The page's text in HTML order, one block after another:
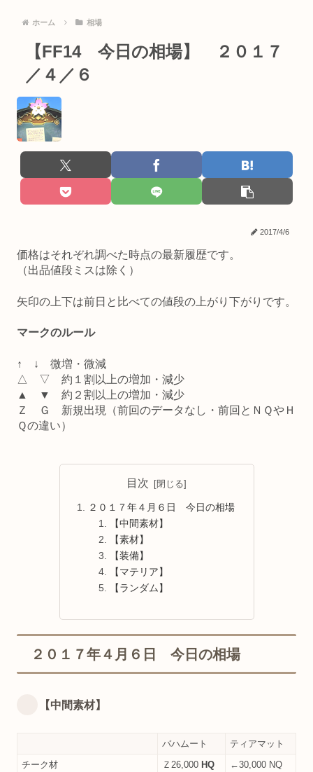
ホーム 相場
【FF14 今日の相場】 ２０１７
／４／６
2017/4/6
価格はそれぞれ調べた時点の最新履歴です。
（出品値段ミスは除く）
矢印の上下は前日と比べての値段の上がり下がりです。
マークのルール
↑ ↓ 微増・微減
△ ▽ 約１割以上の増加・減少
▲ ▼ 約２割以上の増加・減少
Ｚ Ｇ 新規出現（前回のデータなし・前回とＮＱやＨ
Ｑの違い）
目次
２０１７年４月６日 今日の相場
【中間素材】
【素材】
【装備】
【マテリア】
【ランダム】
２０１７年４月６日 今日の相場
【中間素材】
バハムート
ティアマット
チーク材
Ｚ26,000 HQ
←30,000 NQ